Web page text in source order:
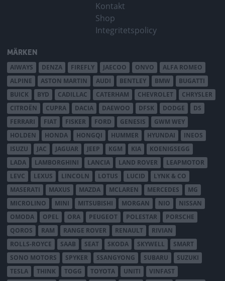
Kontakt
Shop
Integritetspolicy
MÄRKEN
AIWAYS DENZA FIREFLY JAECOO ONVO
ALFA ROMEO
ALPINE
ASTON MARTIN AUDI BENTLEY BMW
BUGATTI
BUICK
BYD CADILLAC CATERHAM CHEVROLET
CHRYSLER
CITROËN
CUPRA DACIA DAEWOO DFSK DODGE
DS
FERRARI
FIAT FISKER FORD GENESIS
GWM WEY
HOLDEN
HONDA HONGQI HUMMER HYUNDAI
INEOS
ISUZU
JAC JAGUAR JEEP KGM KIA
KOENIGSEGG
LADA
LAMBORGHINI LANCIA LAND ROVER
LEAPMOTOR
LEVC
LEXUS LINCOLN LOTUS LUCID
LYNK & CO
MASERATI
MAXUS MAZDA MCLAREN MERCEDES
MG
MICROLINO
MINI MITSUBISHI MORGAN NIO
NISSAN
OMODA
OPEL ORA PEUGEOT POLESTAR
PORSCHE
QOROS
RAM RANGE ROVER RENAULT
RIVIAN
ROLLS-ROYCE
SAAB SEAT SKODA SKYWELL
SMART
SONO MOTORS
SPYKER SSANGYONG SUBARU
SUZUKI
TESLA
THINK TOGG TOYOTA UNITI
VINFAST